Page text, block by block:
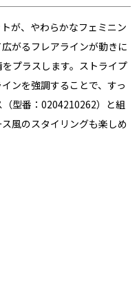
が、やわらかなフェミニン
がるフレアラインが動きに
プラスします。ストライプ
ンを強調することで、すっ
型番：0204210262）と組
風のスタイリングも楽しめ